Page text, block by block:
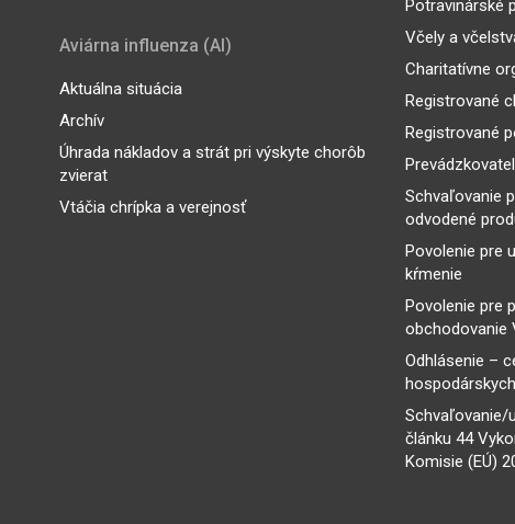
Aviárna influenza (AI)
Aktuálna situácia
Archív
Úhrada nákladov a strát pri výskyte chorôb
zvierat
Vtáčia chrípka a verejnosť
Potravinárské
Včely a
Charitatívne
Registrované
Registrované
Schvaľovanie
odvodené
Povolenie pre
kŕmenie
Povolenie pre
obchodovanie
Odhlásenie –
Schvaľovanie/
článku 44
Komisie (EÚ)